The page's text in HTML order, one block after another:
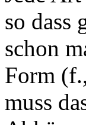
so dass
schon
Form
muss